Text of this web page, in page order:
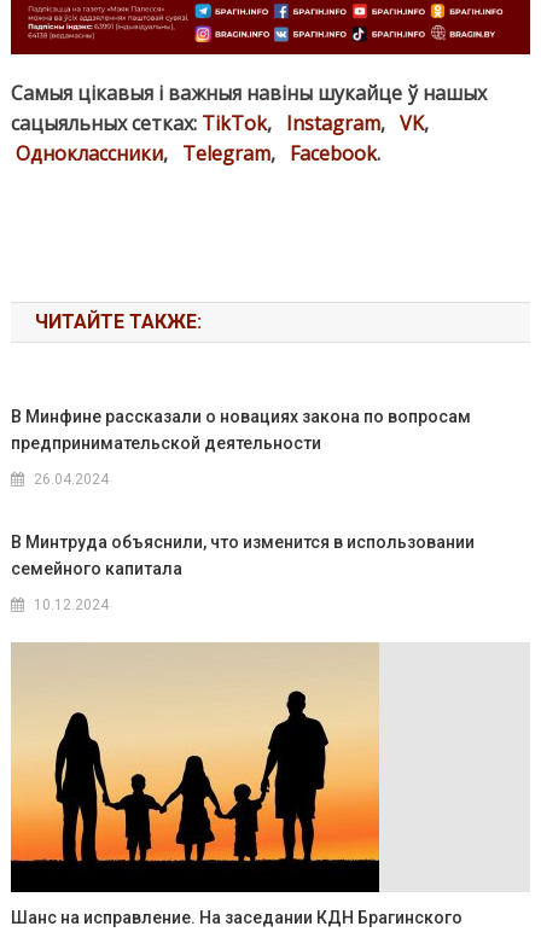
Самыя цікавыя і важныя навіны шукайце ў нашых
сацыяльных сетках: TikTok, Instagram, VK,
Одноклассники, Telegram, Facebook.
ЧИТАЙТЕ ТАКЖЕ:
В Минфине рассказали о новациях закона по вопросам
предпринимательской деятельности
26.04.2024
В Минтруда объяснили, что изменится в использовании
семейного капитала
10.12.2024
Шанс на исправление. На заседании КДН Брагинского